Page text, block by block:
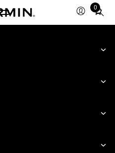
0
Total
items
cart: